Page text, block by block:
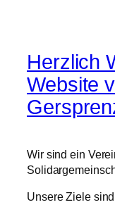
Herzlich
Website
Wir sind ein
Unsere Ziele